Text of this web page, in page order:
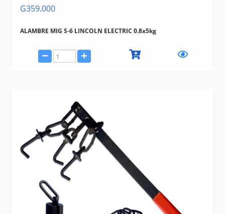
G359.000
ALAMBRE MIG S-6 LINCOLN ELECTRIC 0.8x5kg